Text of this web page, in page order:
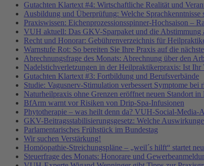
Gutachten Klartext #4: Wirtschaftliche Realität und
Ausbildung und Überprüfung: Welche
Praxiswissen: Eichenprozessionsspinner-Hochsaison –
VUH aktuell: Das GKV-Sparpaket und die Abstimmung
Recht und Honorar: Gebührenverzeichnis für
Warnstufe Rot: So bereiten Sie Ihre Praxis auf die
Abrechnungsfrage des Monats: Abrechnung über den
Nadelstichverletzungen in der Heilpraktikerpraxis: Ist Ihr
Gutachten Klartext #3: Fortbildung und Berufsverbände
Studie: Vagusnerv-Stimulation verbessert Symptome bei
Naturheilpraxis ohne Grenzen eröffnet neuen Standort in
BfArm warnt vor Risiken von Drip-Spa-Infusionen
Phytotherapie – was heilt denn da? VUH-Social-
GKV-Beitragsstabilisierungsgesetz: Welche
Parlamentarisches Frühstück im Bundestag
Wir suchen Verstärkung!
Homöopathie-Streichungspläne – „weil´s hilft“ startet
Steuerfrage des Monats: Honorare und